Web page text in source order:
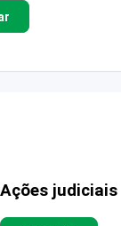
Ações judiciais